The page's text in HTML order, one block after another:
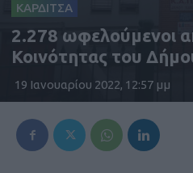
ΚΑΡΔΙΤΣΑ
2.278 ωφελούμενοι
Κοινότητας του
19 Ιανουαρίου 2022, 12:57 μμ